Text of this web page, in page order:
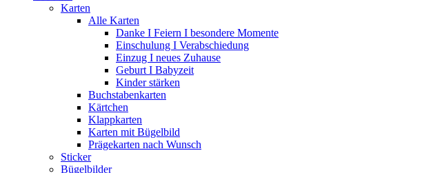
Karten
Alle Karten
Danke I Feiern I besondere Momente
Einschulung I Verabschiedung
Einzug I neues Zuhause
Geburt I Babyzeit
Kinder stärken
Buchstabenkarten
Kärtchen
Klappkarten
Karten mit Bügelbild
Prägekarten nach Wunsch
Sticker
Bügelbilder